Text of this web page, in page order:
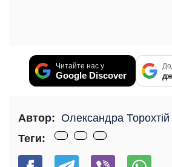
Читайте нас у
Google Discover
Автор: Олександра Торохтій
Теги: